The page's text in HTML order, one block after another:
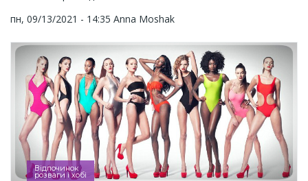
пн, 09/13/2021 - 14:35 Anna Moshak
Відпочинок
розваги і хобі